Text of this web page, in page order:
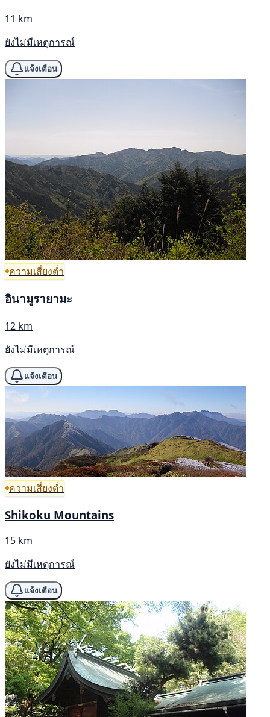
11 km
ยังไม่มีเหตุการณ์
แจ้งเตือน
ความเสี่ยงต่ำ
อินามูรายามะ
12 km
ยังไม่มีเหตุการณ์
แจ้งเตือน
ความเสี่ยงต่ำ
Shikoku Mountains
15 km
ยังไม่มีเหตุการณ์
แจ้งเตือน